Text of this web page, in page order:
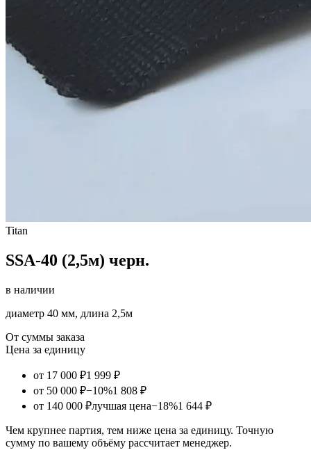
Titan
SSA-40 (2,5м) черн.
в наличии
диаметр 40 мм, длина 2,5м
От суммы заказа
Цена за единицу
от 17 000 ₽1 999 ₽
от 50 000 ₽−10%1 808 ₽
от 140 000 ₽лучшая цена−18%1 644 ₽
Чем крупнее партия, тем ниже цена за единицу. Точную
сумму по вашему объёму рассчитает менеджер.